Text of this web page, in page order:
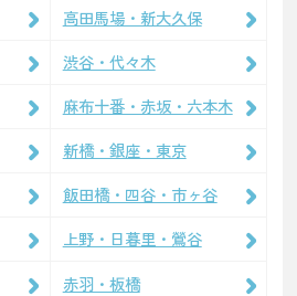
高田馬場・新大久保
渋谷・代々木
麻布十番・赤坂・六本木
新橋・銀座・東京
飯田橋・四谷・市ヶ谷
上野・日暮里・鶯谷
赤羽・板橋